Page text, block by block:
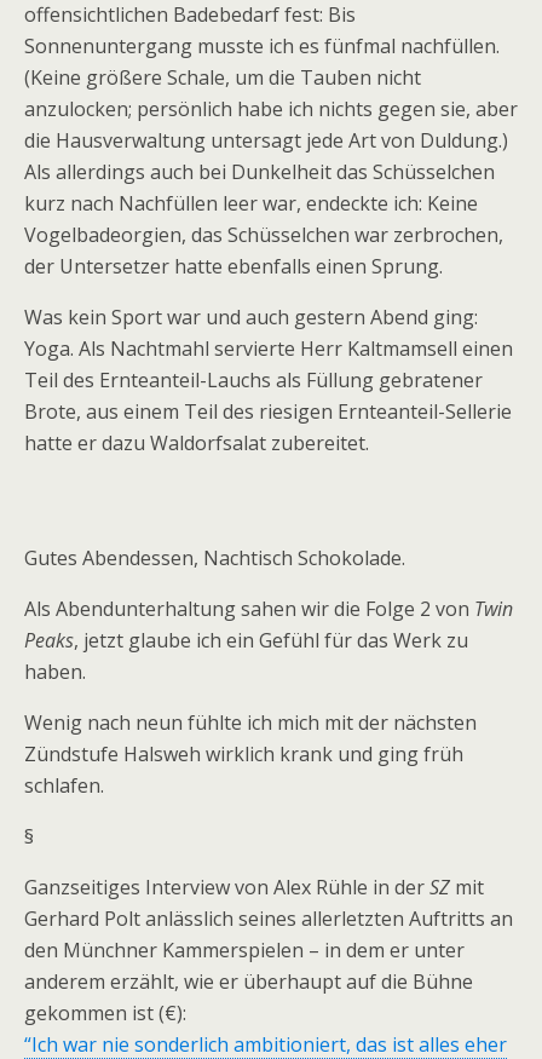
offensichtlichen Badebedarf fest: Bis
Sonnenuntergang musste ich es fünfmal nachfüllen.
(Keine größere Schale, um die Tauben nicht
anzulocken; persönlich habe ich nichts gegen sie, aber
die Hausverwaltung untersagt jede Art von Duldung.)
Als allerdings auch bei Dunkelheit das Schüsselchen
kurz nach Nachfüllen leer war, endeckte ich: Keine
Vogelbadeorgien, das Schüsselchen war zerbrochen,
der Untersetzer hatte ebenfalls einen Sprung.
Was kein Sport war und auch gestern Abend ging:
Yoga. Als Nachtmahl servierte Herr Kaltmamsell einen
Teil des Ernteanteil-Lauchs als Füllung gebratener
Brote, aus einem Teil des riesigen Ernteanteil-Sellerie
hatte er dazu Waldorfsalat zubereitet.
Gutes Abendessen, Nachtisch Schokolade.
Als Abendunterhaltung sahen wir die Folge 2 von Twin
Peaks, jetzt glaube ich ein Gefühl für das Werk zu
haben.
Wenig nach neun fühlte ich mich mit der nächsten
Zündstufe Halsweh wirklich krank und ging früh
schlafen.
§
Ganzseitiges Interview von Alex Rühle in derSZ mit
Gerhard Polt anlässlich seines allerletzten Auftritts an
den Münchner Kammerspielen – in dem er unter
anderem erzählt, wie er überhaupt auf die Bühne
gekommen ist (€):
“Ich war nie sonderlich ambitioniert, das ist alles eher